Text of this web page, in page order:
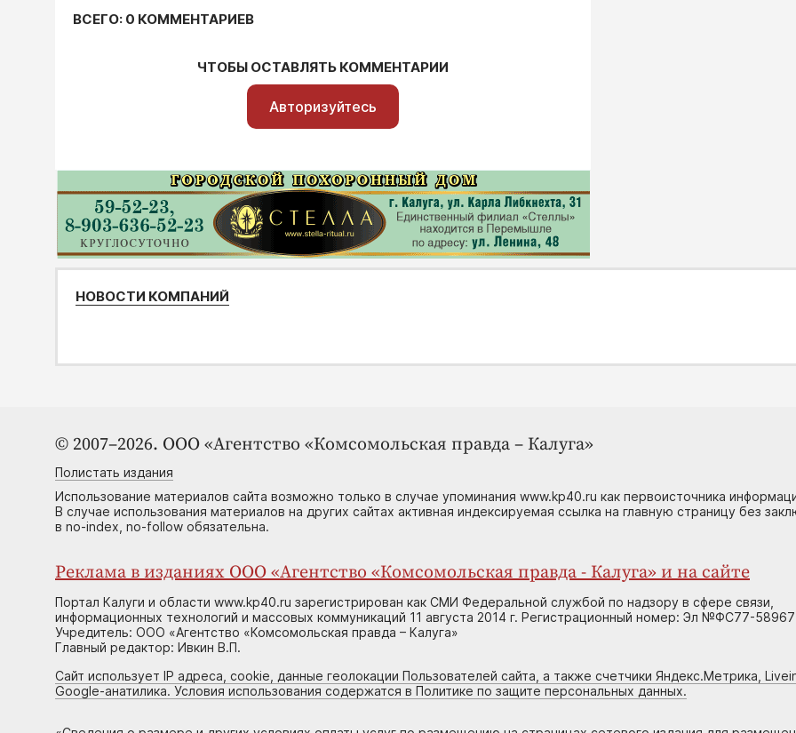
ВСЕГО: 0 КОММЕНТАРИЕВ
ЧТОБЫ ОСТАВЛЯТЬ КОММЕНТАРИИ
Авторизуйтесь
НОВОСТИ КОМПАНИЙ
© 2007–2026. ООО «Агентство «Комсомольская правда – Калуга»
Полистать издания
Использование материалов сайта возможно только в случае упоминания www.kp40.ru как первоисточника
В случае использования материалов на других сайтах активная индексируемая ссылка на главную страницу без
в no-index, no-follow обязательна.
Реклама в изданиях ООО «Агентство «Комсомольская правда - Калуга» и на сайте
Портал Калуги и области www.kp40.ru зарегистрирован как СМИ Федеральной службой по надзору в сфере связи,
информационных технологий и массовых коммуникаций 11 августа 2014 г. Регистрационный номер: Эл №ФС77-58967
Учредитель: ООО «Агентство «Комсомольская правда – Калуга»
Главный редактор: Ивкин В.П.
Сайт использует IP адреса, cookie, данные геолокации Пользователей сайта, а также счетчики Яндекс.Метрика,
Google-анатилика. Условия использования содержатся в Политике по защите персональных данных.